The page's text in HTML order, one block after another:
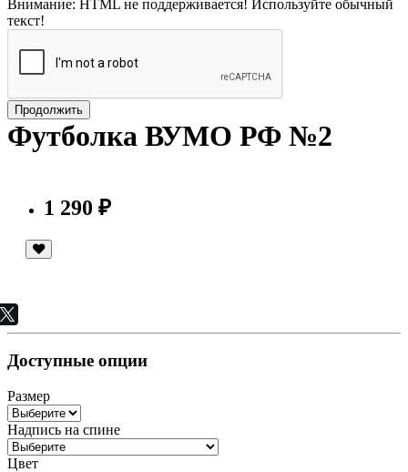
Внимание: HTML не поддерживается! Используйте обычный
текст!
Продолжить
Футболка ВУМО РФ №2
1 290 ₽
Доступные опции
Размер
Надпись на спине
Цвет